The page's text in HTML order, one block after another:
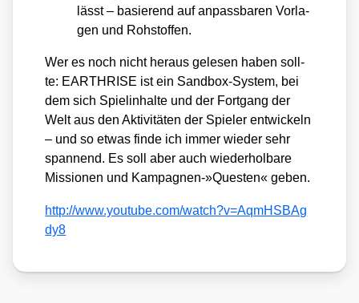
lässt – basie­rend auf anpass­ba­ren Vor­la­
gen und Roh­stof­fen.
Wer es noch nicht her­aus gele­sen haben soll­
te: EARTHRISE ist ein Sand­box-Sys­tem, bei
dem sich Spiel­in­hal­te und der Fort­gang der
Welt aus den Akti­vi­tä­ten der Spie­ler ent­wi­ckeln
– und so etwas fin­de ich immer wie­der sehr
span­nend. Es soll aber auch wie­der­hol­ba­re
Mis­sio­nen und Kampagnen-»Questen« geben.
http://​www​.you​tube​.com/​w​a​t​c​h​?​v​=​A​q​m​H​S​B​A​g​
dy8